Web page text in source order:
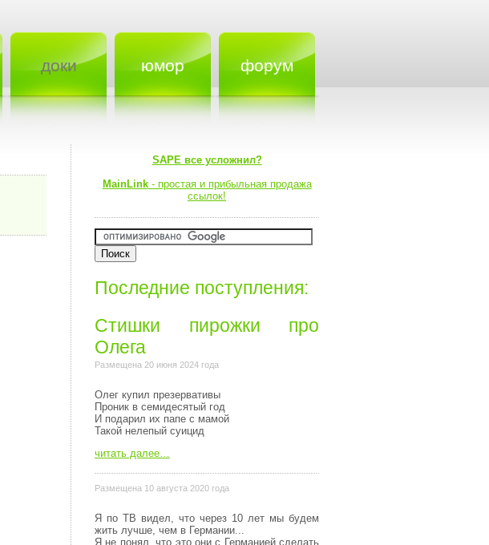
доки юмор форум
SAPE все усложнил?
MainLink- простая и прибыльная продажа
ссылок!
Последние поступления:
Стишки пирожки про
Олега⁠⁠
Размещена 20 июня 2024 года
Олег купил презервативы
Проник в семидесятый год
И подарил их папе с мамой
Такой нелепый суицид
читать далее…
Размещена 10 августа 2020 года
Я по ТВ видел, что через 10 лет мы будем
жить лучше, чем в Германии...
Я не понял, что это они с Германией сделать